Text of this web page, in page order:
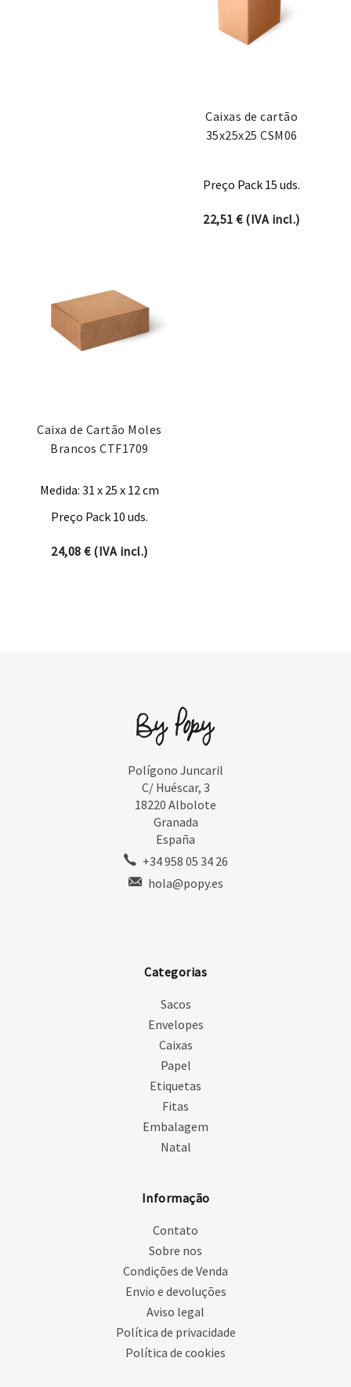
Caixas de cartão
35x25x25 CSM06
Preço Pack 15 uds.
22,51€(IVA incl.)
Caixa de Cartão Moles
Brancos CTF1709
Medida: 31 x 25 x 12 cm
Preço Pack 10 uds.
24,08€(IVA incl.)
Polígono Juncaril
C/ Huéscar, 3
18220 Albolote
Granada
España
+34 958 05 34 26
hola@popy.es
Categorias
Sacos
Envelopes
Caixas
Papel
Etiquetas
Fitas
Embalagem
Natal
Informação
Contato
Sobre nos
Condições de Venda
Envio e devoluções
Aviso legal
Política de privacidade
Política de cookies